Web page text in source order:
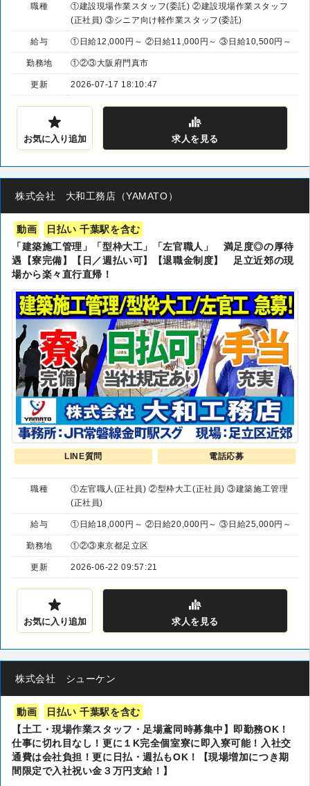
職種
①建設現場作業スタッフ(委託) ②建設現場作業スタッフ
(正社員) ③シニア向け軽作業スタッフ(委託)
給与 ①日給12,000円～ ②日給11,000円～ ③日給10,500円～
勤務地 ①②③大阪府門真市
更新 2026-07-17 18:10:47
お気に入り追加 求人 を見る
株式会社 大和工務店（YAMATO）
動画
日払い 千葉駅を含む
「建築施工管理」「型枠大工」「左官職人」 満足度◎の厚待
遇【寮完備】【日／週払い可】【退職金制度】 足立近郊の現
場から楽々直行直帰！
LINE質問 電話応募
職種
①左官職人(正社員) ②型枠大工(正社員) ③建築施工管理
(正社員)
給与 ①日給18,000円～ ②日給20,000円～ ③日給25,000円～
勤務地 ①②③東京都足立区
更新 2026-06-22 09:57:21
お気に入り追加 求人を見る
株式会社 シューケン
動画
日払い 千葉駅を含む
【土工・現場作業スタッフ・足場鳶同時募集中】即勤務OK！
仕事に切れ目なし！更に１K完全個室寮に即入寮可能！入社交
通費は会社負担！更に日払・週払もOK！【現場増加につき期
間限定で入社祝い金３万円支給！】